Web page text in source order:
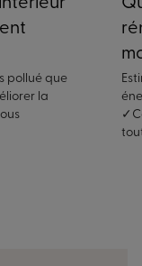
pollué que
la